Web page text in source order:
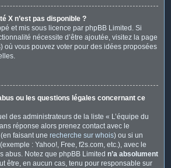
X n’est pas disponible ?
et mis sous licence par phpBB Limited. Si
nécessite d’être ajoutée, visitez la page
où vous pouvez voter pour des idées proposées
ou les questions légales concernant ce
des administrateurs de la liste « L’équipe du
réponse alors prenez contact avec le
faisant une recherche sur whois) ou si un
: Yahoo!, Free, f2s.com, etc.), avec le
abus. Notez que phpBB Limited n’a absolument
être, en aucun cas, tenu pour responsable sur